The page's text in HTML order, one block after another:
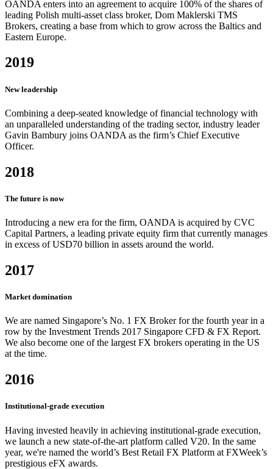
OANDA enters into an agreement to acquire 100% of the shares of
leading Polish multi-asset class broker, Dom Maklerski TMS
Brokers, creating a base from which to grow across the Baltics and
Eastern Europe.
2019
New leadership
Combining a deep-seated knowledge of financial technology with
an unparalleled understanding of the trading sector, industry leader
Gavin Bambury joins OANDA as the firm’s Chief Executive
Officer.
2018
The future is now
Introducing a new era for the firm, OANDA is acquired by CVC
Capital Partners, a leading private equity firm that currently manages
in excess of USD70 billion in assets around the world.
2017
Market domination
We are named Singapore’s No. 1 FX Broker for the fourth year in a
row by the Investment Trends 2017 Singapore CFD & FX Report.
We also become one of the largest FX brokers operating in the US
at the time.
2016
Institutional-grade execution
Having invested heavily in achieving institutional-grade execution,
we launch a new state-of-the-art platform called V20. In the same
year, we're named the world’s Best Retail FX Platform at FXWeek’s
prestigious eFX awards.